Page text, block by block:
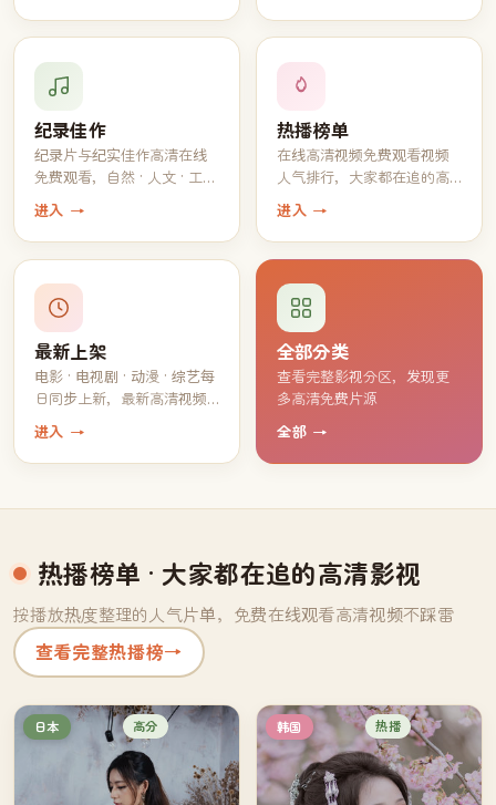
纪录佳作
纪录片与纪实佳作高清在线
免费观看，自然 · 人文 · 工艺
一应俱全
进入 →
热播榜单
在线高清视频免费观看视频
人气排行，大家都在追的高
分片单
进入 →
最新上架
电影 · 电视剧 · 动漫 · 综艺每
日同步上新，最新高清视频
持续免费观看
进入 →
全部分类
查看完整影视分区，发现更
多高清免费片源
全部 →
热播榜单 · 大家都在追的高清影视
按播放热度整理的人气片单，免费在线观看高清视频不踩雷
查看完整热播榜→
日本 高分 韩国 热播